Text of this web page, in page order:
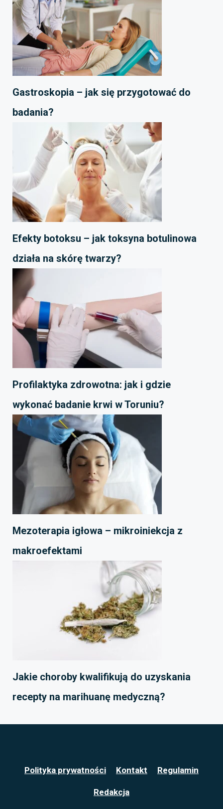
Gastroskopia – jak się przygotować do
badania?
Efekty botoksu – jak toksyna botulinowa
działa na skórę twarzy?
Profilaktyka zdrowotna: jak i gdzie
wykonać badanie krwi w Toruniu?
Mezoterapia igłowa – mikroiniekcja z
makroefektami
Jakie choroby kwalifikują do uzyskania
recepty na marihuanę medyczną?
Polityka prywatności Kontakt Regulamin
Redakcja